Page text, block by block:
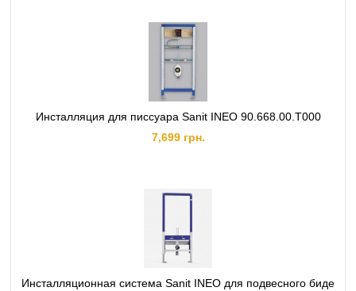
Инсталляция для писсуара Sanit INEO 90.668.00.T000
7,699 грн.
Инсталляционная система Sanit INEO для подвесного биде